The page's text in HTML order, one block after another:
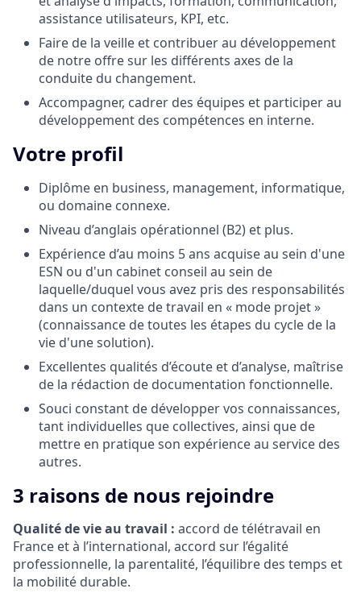
assistance utilisateurs, KPI, etc.
Faire de la veille et contribuer au développement
de notre offre sur les différents axes de la
conduite du changement.
Accompagner, cadrer des équipes et participer au
développement des compétences en interne.
Votre profil
Diplôme en business, management, informatique,
ou domaine connexe.
Niveau d’anglais opérationnel (B2) et plus.
Expérience d’au moins 5 ans acquise au sein d'une
ESN ou d'un cabinet conseil au sein de
laquelle/duquel vous avez pris des responsabilités
dans un contexte de travail en « mode projet »
(connaissance de toutes les étapes du cycle de la
vie d'une solution).
Excellentes qualités d’écoute et d’analyse, maîtrise
de la rédaction de documentation fonctionnelle.
Souci constant de développer vos connaissances,
tant individuelles que collectives, ainsi que de
mettre en pratique son expérience au service des
autres.
3 raisons de nous rejoindre
Qualité de vie au travail : accord de télétravail en
France et à l’international, accord sur l’égalité
professionnelle, la parentalité, l’équilibre des temps et
la mobilité durable.